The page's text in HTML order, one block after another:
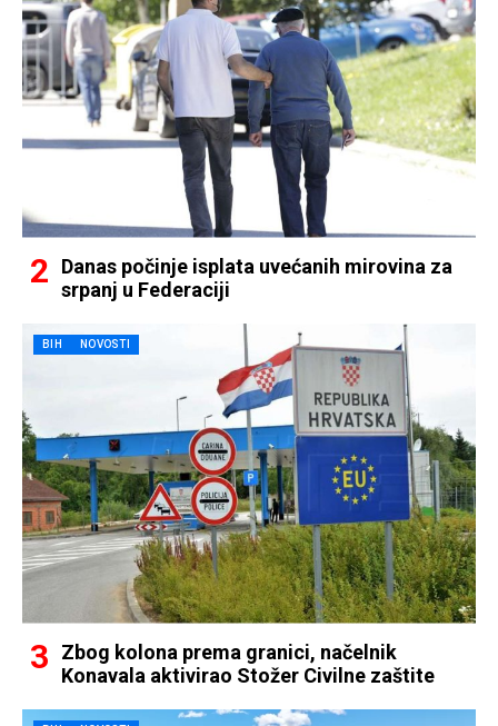
Danas počinje isplata uvećanih mirovina za
srpanj u Federaciji
BIH NOVOSTI
Zbog kolona prema granici, načelnik
Konavala aktivirao Stožer Civilne zaštite